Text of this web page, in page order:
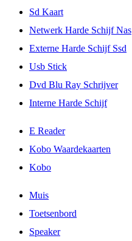
Sd Kaart
Netwerk Harde Schijf Nas
Externe Harde Schijf Ssd
Usb Stick
Dvd Blu Ray Schrijver
Interne Harde Schijf
E Reader
Kobo Waardekaarten
Kobo
Muis
Toetsenbord
Speaker